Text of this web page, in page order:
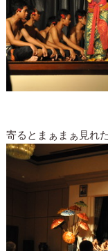
寄るとまぁまぁ見れ